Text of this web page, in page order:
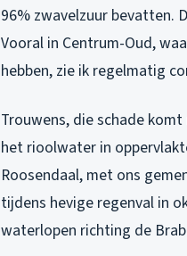
96% zwavelzuur bevatten.
Vooral in Centrum-Oud,
hebben, zie ik regelmatig
Trouwens, die schade
het rioolwater in
Roosendaal, met ons
tijdens hevige regenval in
waterlopen richting de